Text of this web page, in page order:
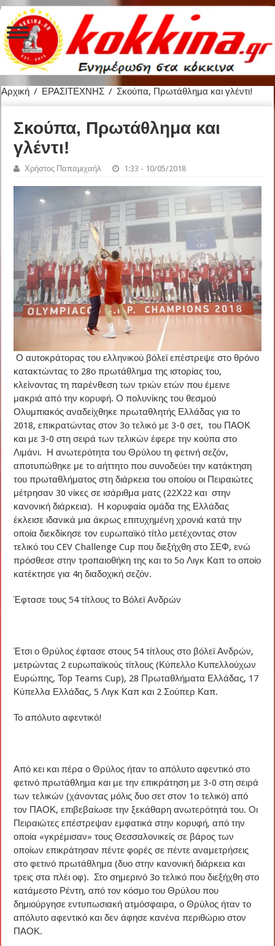
Αρχική / ΕΡΑΣΙΤΕΧΝΗΣ / Σκούπα, Πρωτάθλημα και γλέντι!
Σκούπα, Πρωτάθλημα και
γλέντι!
Χρήστος Παπαμιχαήλ 1:33 - 10/05/2018
Ο αυτοκράτορας του ελληνικού βόλεϊ επέστρεψε στο θρόνο
κατακτώντας το 28ο πρωτάθλημα της ιστορίας του,
κλείνοντας τη παρένθεση των τριών ετών που έμεινε
μακριά από την κορυφή. Ο πολυνίκης του θεσμού
Ολυμπιακός αναδείχθηκε πρωταθλητής Ελλάδας για το
2018, επικρατώντας στον 3ο τελικό με 3-0 σετ, του ΠΑΟΚ
και με 3-0 στη σειρά των τελικών έφερε την κούπα στο
Λιμάνι. Η ανωτερότητα του Θρύλου τη φετινή σεζόν,
αποτυπώθηκε με το αήττητο που συνοδεύει την κατάκτηση
του πρωταθλήματος στη διάρκεια του οποίου οι Πειραιώτες
μέτρησαν 30 νίκες σε ισάριθμα ματς (22Χ22 και στην
κανονική διάρκεια). Η κορυφαία ομάδα της Ελλάδας
έκλεισε ιδανικά μια άκρως επιτυχημένη χρονιά κατά την
οποία διεκδίκησε τον ευρωπαϊκό τίτλο μετέχοντας στον
τελικό του CEV Challenge Cup που διεξήχθη στο ΣΕΦ, ενώ
πρόσθεσε στην τροπαιοθήκη της και το 5ο Λιγκ Καπ το οποίο
κατέκτησε για 4η διαδοχική σεζόν.
Έφτασε τους 54 τίτλους το Βόλεϊ Ανδρών
Έτσι ο Θρύλος έφτασε στους 54 τίτλους στο βόλεϊ Ανδρών,
μετρώντας 2 ευρωπαϊκούς τίτλους (Κύπελλο Κυπελλούχων
Ευρώπης, Τοp Teams Cup), 28 Πρωταθλήματα Ελλάδας, 17
Κύπελλα Ελλάδας, 5 Λιγκ Καπ και 2 Σούπερ Καπ.
Το απόλυτο αφεντικό!
Από κει και πέρα ο Θρύλος ήταν το απόλυτο αφεντικό στο
φετινό πρωτάθλημα και με την επικράτηση με 3-0 στη σειρά
των τελικών (χάνοντας μόλις δυο σετ στον 1ο τελικό) από
τον ΠΑΟΚ, επιβεβαίωσε την ξεκάθαρη ανωτερότητά του. Οι
Πειραιώτες επέστρεψαν εμφατικά στην κορυφή, από την
οποία «γκρέμισαν» τους Θεσσαλονικείς σε βάρος των
οποίων επικράτησαν πέντε φορές σε πέντε αναμετρήσεις
στο φετινό πρωτάθλημα (δυο στην κανονική διάρκεια και
τρεις στα πλέι οφ). Στο σημερινό 3ο τελικό που διεξήχθη στο
κατάμεστο Ρέντη, από τον κόσμο του Θρύλου που
δημιούργησε εντυπωσιακή ατμόσφαιρα, ο Θρύλος ήταν το
απόλυτο αφεντικό και δεν άφησε κανένα περιθώριο στον
ΠΑΟΚ.